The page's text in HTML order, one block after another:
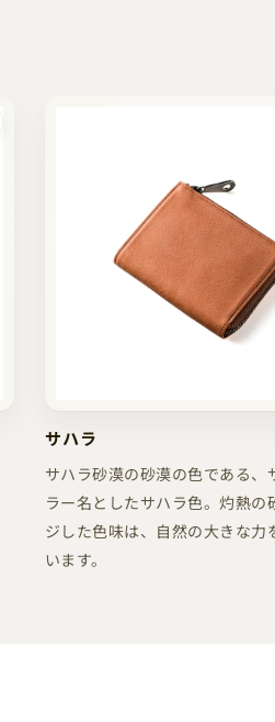
サハラ
サハラ砂漠の砂漠の色である、
ラー名としたサハラ色。灼熱の
ジした色味は、自然の大きな力
います。